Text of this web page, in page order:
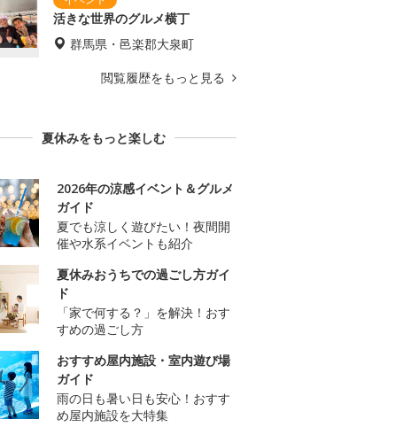
活きな世界のグルメ横丁
群馬県・邑楽郡大泉町
閲覧履歴をもっと見る
夏休みをもっと楽しむ
2026年の涼感イベント＆グルメ
ガイド
夏でも涼しく遊びたい！夜間開
催や水系イベントも紹介
夏休みおうちでの過ごし方ガイ
ド
「家で何する？」を解決！おす
すめの過ごし方
おすすめ屋内施設・室内遊び場
ガイド
雨の日も暑い日も安心！おすす
め屋内施設を大特集